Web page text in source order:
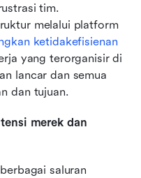
tim.
melalui platform
ketidakefisienan
yang terorganisir di
lancar dan semua
dan tujuan.
merek dan
saluran